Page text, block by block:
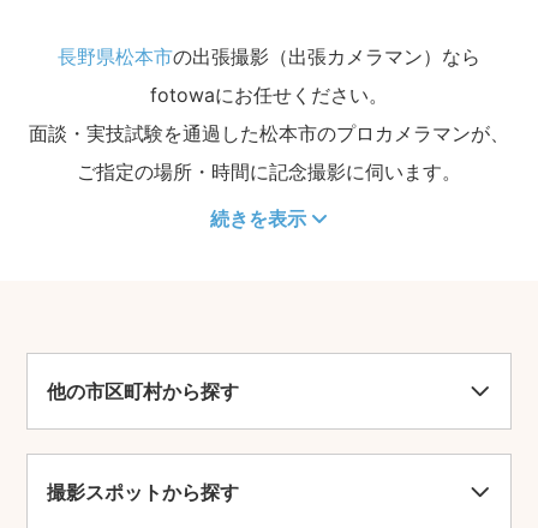
長野県松本市の出張撮影（出張カメラマン）なら
fotowaにお任せください。
面談・実技試験を通過した松本市のプロカメラマンが、
ご指定の場所・時間に記念撮影に伺います。
続きを表示
他の市区町村から探す
撮影スポットから探す